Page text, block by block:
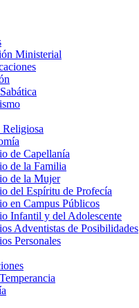
Ministerial
de Capellanía
de la Familia
de la Mujer
del Espíritu de Profecía
en Campus Públicos
Infantil y del Adolescente
Adventistas de Posibilidades
Personales